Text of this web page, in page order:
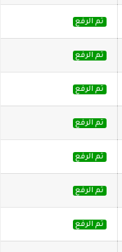
تم الرفع
تم الرفع
تم الرفع
تم الرفع
تم الرفع
تم الرفع
تم الرفع